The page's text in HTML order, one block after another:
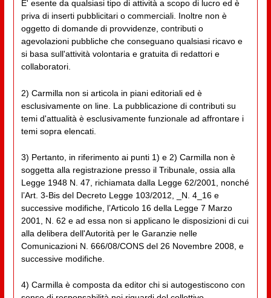
E' esente da qualsiasi tipo di attività a scopo di lucro ed è
priva di inserti pubblicitari o commerciali. Inoltre non è
oggetto di domande di provvidenze, contributi o
agevolazioni pubbliche che conseguano qualsiasi ricavo e
si basa sull'attività volontaria e gratuita di redattori e
collaboratori.
2) Carmilla non si articola in piani editoriali ed è
esclusivamente on line. La pubblicazione di contributi su
temi d'attualità è esclusivamente funzionale ad affrontare i
temi sopra elencati.
3) Pertanto, in riferimento ai punti 1) e 2) Carmilla non è
soggetta alla registrazione presso il Tribunale, ossia alla
Legge 1948 N. 47, richiamata dalla Legge 62/2001, nonché
l’Art. 3-Bis del Decreto Legge 103/2012, _N. 4_16 e
successive modifiche, l’Articolo 16 della Legge 7 Marzo
2001, N. 62 e ad essa non si applicano le disposizioni di cui
alla delibera dell'Autorità per le Garanzie nelle
Comunicazioni N. 666/08/CONS del 26 Novembre 2008, e
successive modifiche.
4) Carmilla è composta da editor chi si autogestiscono con